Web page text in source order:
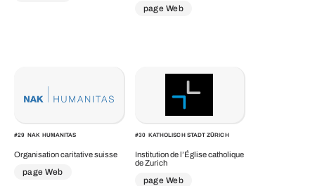
page Web
#29 NAK HUMANITAS
Organisation caritative suisse
page Web
#30 KATHOLISCH STADT ZÜRICH
Institution de l’Église catholique
de Zurich
page Web